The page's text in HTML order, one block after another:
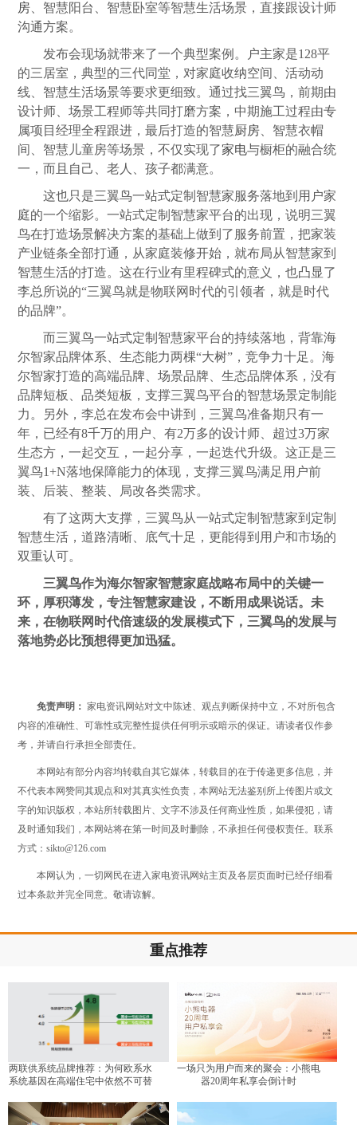
房 、智慧阳台、智慧卧室等智慧生活场景，直接跟设计师
沟通方案。
发布会现场就带来了一个典型案例。户主家是128平
的三居室，典型的三代同堂，对家庭收纳空间、活动动
线、智慧生活场景等要求更细致。通过找三翼鸟，前期由
设计师、场景工程师等共同打磨方案，中期施工过程由专
属项目经理全程跟进，最后打造的智慧厨房 、智慧衣帽
间、智慧儿童房等场景，不仅实现了家电与橱柜的融合统
一，而且自己、老人、孩子都满意。
这也只是三翼鸟一站式定制智慧家服务落地到用户家
庭的一个缩影。一站式定制智慧家平台的出现，说明三翼
鸟在打造场景解决方案的基础上做到了服务前置，把家装
产业链条全部打通，从家庭装修开始，就布局从智慧家到
智慧生活的打造。这在行业有里程碑式的意义，也凸显了
李总所说的“三翼鸟就是物联网时代的引领者，就是时代
的品牌”。
而三翼鸟一站式定制智慧家平台的持续落地，背靠海
尔智家品牌体系、生态能力两棵“大树”，竞争力十足。海
尔智家打造的高端品牌、场景品牌、生态品牌体系，没有
品牌短板、品类短板，支撑三翼鸟平台的智慧场景定制能
力。另外，李总在发布会中讲到，三翼鸟准备期只有一
年，已经有8千万的用户、有2万多的设计师、超过3万家
生态方，一起交互，一起分享，一起迭代升级。这正是三
翼鸟1+N落地保障能力的体现，支撑三翼鸟满足用户前
装、后装、整装、局改各类需求。
有了这两大支撑，三翼鸟从一站式定制智慧家到定制
智慧生活，道路清晰、底气十足，更能得到用户和市场的
双重认可。
三翼鸟作为海尔智家智慧家庭战略布局中的关键一
环，厚积薄发，专注智慧家建设，不断用成果说话。未
来，在物联网时代倍速级的发展模式下，三翼鸟的发展与
落地势必比预想得更加迅猛。
免责声明： 家电资讯网站对文中陈述、观点判断保持中立，不对所包含
内容的准确性、可靠性或完整性提供任何明示或暗示的保证。请读者仅作参
考，并请自行承担全部责任。
本网站有部分内容均转载自其它媒体，转载目的在于传递更多信息，并
不代表本网赞同其观点和对其真实性负责，本网站无法鉴别所上传图片或文
字的知识版权，本站所转载图片、文字不涉及任何商业性质，如果侵犯，请
及时通知我们，本网站将在第一时间及时删除，不承担任何侵权责任。联系
方式：sikto@126.com
本网认为，一切网民在进入家电资讯网站主页及各层页面时已经仔细看
过本条款并完全同意。敬请谅解。
重点推荐
两联供系统品牌推荐：为何欧系水
系统基因在高端住宅中依然不可替
一场只为用户而来的聚会：小熊电
器20周年私享会倒计时